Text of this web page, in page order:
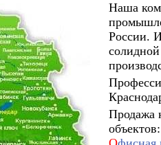
Наша
России.
Продажа